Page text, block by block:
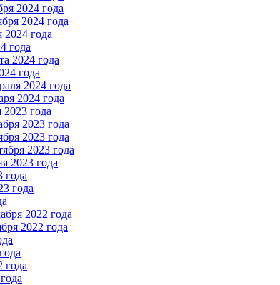
2024 года
2024 года
года
года
2024 года
года
2024 года
2024 года
года
2023 года
2023 года
2023 года
2023 года
года
года
2022 года
2022 года
года